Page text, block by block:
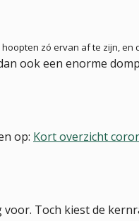
hoopten zó ervan af te zijn, en
ook een enorme
op: Kort overzicht
Toch kiest de